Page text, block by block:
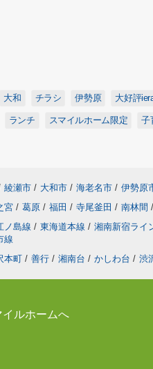
大和 チラシ 伊勢原 大好評
ランチ スマイルホーム限定 子
綾瀬市 / 大和市 / 海老名市 / 伊勢原
宮 / 葛原 / 福田 / 寺尾釜田 / 南林間 /
ノ島線 / 東海道本線 / 湘南新宿ライ
線
本町 / 善行 / 湘南台 / かしわ台 / 渋
ルホームへ